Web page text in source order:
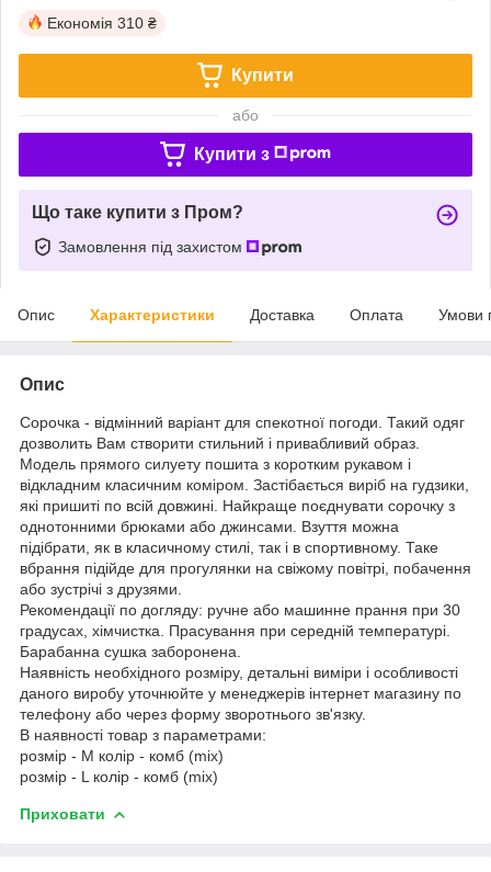
Економія 310 ₴
Купити
або
Купити з
Що таке купити з Пром?
Замовлення під захистом
Опис Характеристики Доставка Оплата Умови
Опис
Сорочка - відмінний варіант для спекотної погоди. Такий одяг
дозволить Вам створити стильний і привабливий образ.
Модель прямого силуету пошита з коротким рукавом і
відкладним класичним коміром. Застібається виріб на гудзики,
які пришиті по всій довжині. Найкраще поєднувати сорочку з
однотонними брюками або джинсами. Взуття можна
підібрати, як в класичному стилі, так і в спортивному. Таке
вбрання підійде для прогулянки на свіжому повітрі, побачення
або зустрічі з друзями.
Рекомендації по догляду: ручне або машинне прання при 30
градусах, хімчистка. Прасування при середній температурі.
Барабанна сушка заборонена.
Наявність необхідного розміру, детальні виміри і особливості
даного виробу уточнюйте у менеджерів інтернет магазину по
телефону або через форму зворотнього зв'язку.
В наявності товар з параметрами:
розмір - M колір - комб (mix)
розмір - L колір - комб (mix)
Приховати